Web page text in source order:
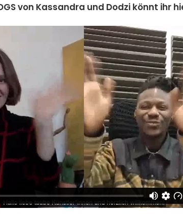
von Kassandra und Dodzi könnt ihr